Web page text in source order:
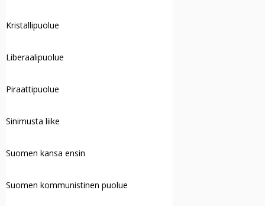
Kristallipuolue
Liberaalipuolue
Piraattipuolue
Sinimusta liike
Suomen kansa ensin
Suomen kommunistinen puolue